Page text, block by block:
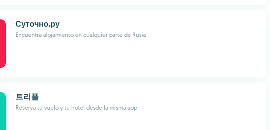
Суточно.ру
Encuentra alojamiento en cualquier parte de Rusia
트리플
Reserva tu vuelo y tu hotel desde la misma app